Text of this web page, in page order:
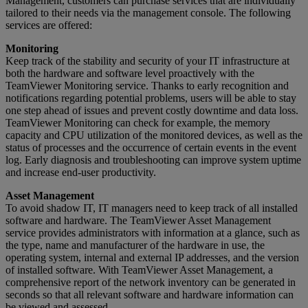
tailored to their needs via the management console. The following
services are offered:
Monitoring
Keep track of the stability and security of your IT infrastructure at
both the hardware and software level proactively with the
TeamViewer Monitoring service. Thanks to early recognition and
notifications regarding potential problems, users will be able to stay
one step ahead of issues and prevent costly downtime and data loss.
TeamViewer Monitoring can check for example, the memory
capacity and CPU utilization of the monitored devices, as well as the
status of processes and the occurrence of certain events in the event
log. Early diagnosis and troubleshooting can improve system uptime
and increase end-user productivity.
Asset Management
To avoid shadow IT, IT managers need to keep track of all installed
software and hardware. The TeamViewer Asset Management
service provides administrators with information at a glance, such as
the type, name and manufacturer of the hardware in use, the
operating system, internal and external IP addresses, and the version
of installed software. With TeamViewer Asset Management, a
comprehensive report of the network inventory can be generated in
seconds so that all relevant software and hardware information can